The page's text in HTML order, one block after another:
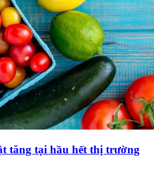
tăng tại hầu hết thị trường